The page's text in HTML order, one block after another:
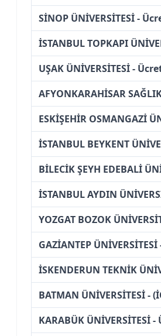
SİNOP ÜNİVERSİTESİ -
İSTANBUL TOPKAPI
UŞAK ÜNİVERSİTESİ -
AFYONKARAHİSAR
ESKİŞEHİR OSMANGAZİ
İSTANBUL BEYKENT
BİLECİK ŞEYH EDEBALİ
İSTANBUL AYDIN
YOZGAT BOZOK
GAZİANTEP
İSKENDERUN TEKNİK
BATMAN ÜNİVERSİTESİ -
KARABÜK ÜNİVERSİTESİ